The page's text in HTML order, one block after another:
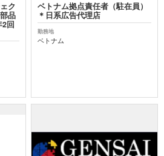
ク
品
回
ベトナム拠点責任者（駐在員）
＊日系広告代理店
勤務地
ベトナム